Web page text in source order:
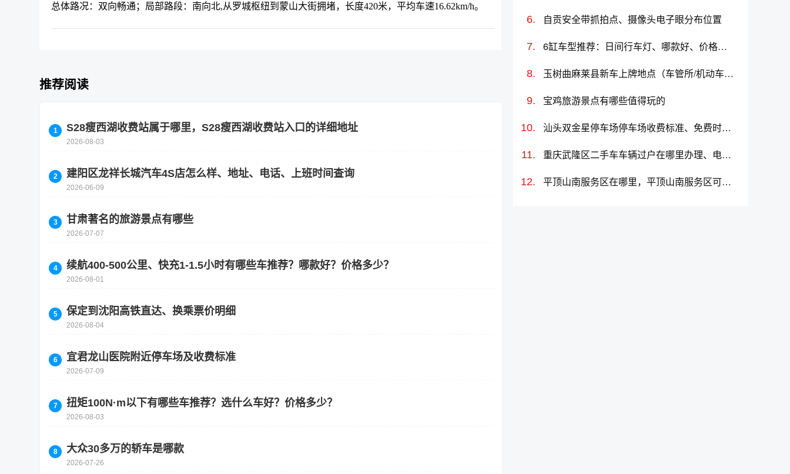
总体路况：双向畅通；局部路段：南向北,从罗城枢纽到蒙山大街拥堵，长度420米，平均车速16.62km/h。
推荐阅读
S28瘦西湖收费站属于哪里，S28瘦西湖收费站入口的详细地址
2026-08-03
建阳区龙祥长城汽车4S店怎么样、地址、电话、上班时间查询
2026-06-09
甘肃著名的旅游景点有哪些
2026-07-07
续航400-500公里、快充1-1.5小时有哪些车推荐？哪款好？价格多少？
2026-08-01
保定到沈阳高铁直达、换乘票价明细
2026-08-04
宜君龙山医院附近停车场及收费标准
2026-07-09
扭矩100N·m以下有哪些车推荐？选什么车好？价格多少？
2026-08-03
大众30多万的轿车是哪款
2026-07-26
自贡安全带抓拍点、摄像头电子眼分布位置
6缸车型推荐：日间行车灯、哪款好、价格对比
玉树曲麻莱县新车上牌地点（车管所/机动车登记服务站）、上班时间、电话
宝鸡旅游景点有哪些值得玩的
汕头双金星停车场停车场收费标准、免费时长、日租月租信息
重庆武隆区二手车车辆过户在哪里办理、电话、上班时间
平顶山南服务区在哪里，平顶山南服务区可以加油充电吗？